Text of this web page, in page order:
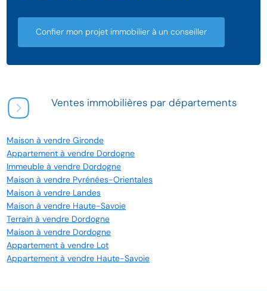
Confier mon projet immobilier à un conseiller
Ventes immobilières par départements
Maison à vendre Gironde
Appartement à vendre Dordogne
Immeuble à vendre Dordogne
Maison à vendre Pyrénées-Orientales
Maison à vendre Landes
Maison à vendre Haute-Savoie
Terrain à vendre Dordogne
Maison à vendre Dordogne
Appartement à vendre Lot
Appartement à vendre Haute-Savoie